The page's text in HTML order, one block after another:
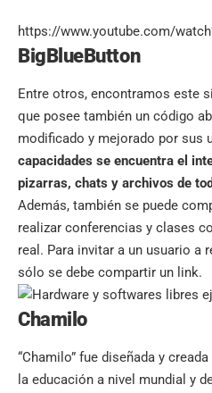
https://www.youtube.com/
BigBlueButton
Entre otros, encontramos este
que posee también un código
modificado y mejorado por sus
capacidades se encuentra el
pizarras, chats y archivos de
Además, también se puede
realizar conferencias y clases
real. Para invitar a un usuario a
sólo se debe compartir un link.
Chamilo
“Chamilo” fue diseñada y
la educación a nivel mundial y